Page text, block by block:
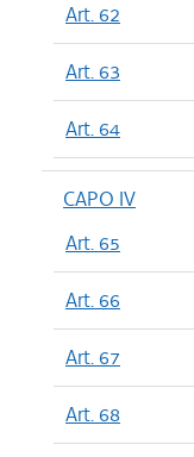
Art. 62
Art. 63
Art. 64
CAPO IV
Art. 65
Art. 66
Art. 67
Art. 68